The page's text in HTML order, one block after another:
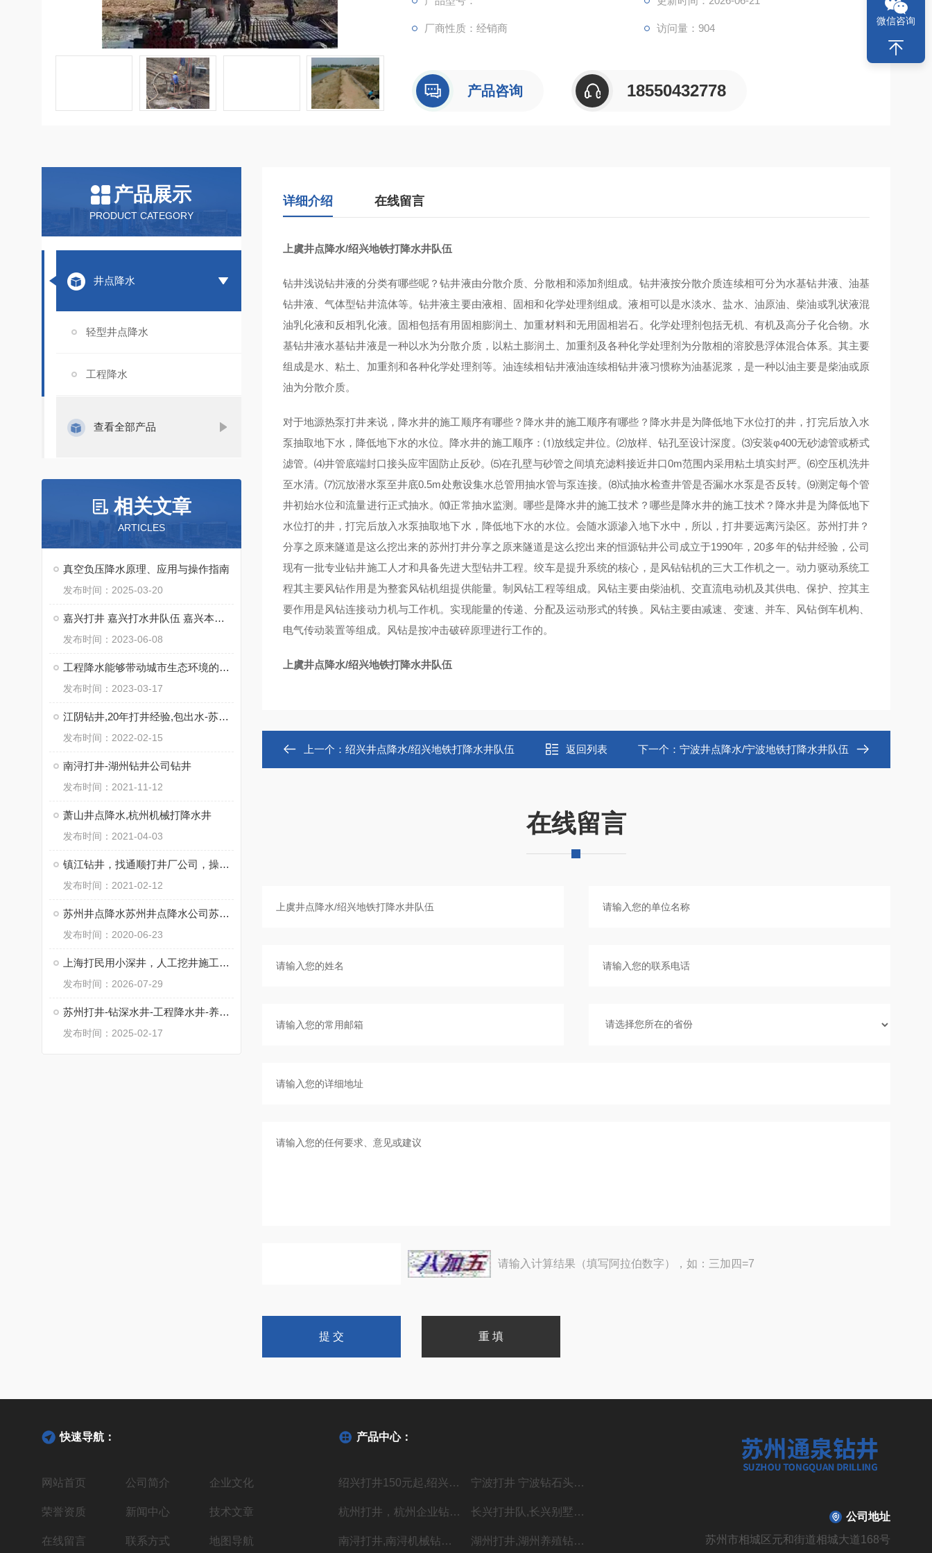
厂商性质：经销商 访问量：904
产品咨询 18550432778
产品展示
PRODUCT CATEGORY
井点降水
轻型井点降水
工程降水
查看全部产品
相关文章
ARTICLES
真空负压降水原理、应用与操作指南
发布时间：2025-03-20
嘉兴打井 嘉兴打水井队伍 嘉兴本地打水井钻井队
发布时间：2023-06-08
工程降水能够带动城市生态环境的优化
发布时间：2023-03-17
江阴钻井,20年打井经验,包出水-苏州通泉钻井工程有限公司
发布时间：2022-02-15
南浔打井-湖州钻井公司钻井
发布时间：2021-11-12
萧山井点降水,杭州机械打降水井
发布时间：2021-04-03
镇江钻井，找通顺打井厂公司，操作施工快
发布时间：2021-02-12
苏州井点降水苏州井点降水公司苏州井点降水有限公司通泉降水公司
发布时间：2020-06-23
上海打民用小深井，人工挖井施工，工程降水井
发布时间：2026-07-29
苏州打井-钻深水井-工程降水井-养殖井
发布时间：2025-02-17
详细介绍 在线留言
上虞井点降水/绍兴地铁打降水井队伍
钻井浅说钻井液的分类有哪些呢？钻井液由分散介质、分散相和添加剂组成。钻井液按分散介质连续相可分为水基钻井液、油基
钻井液、气体型钻井流体等。钻井液主要由液相、固相和化学处理剂组成。液相可以是水淡水、盐水、油原油、柴油或乳状液混
油乳化液和反相乳化液。固相包括有用固相膨润土、加重材料和无用固相岩石。化学处理剂包括无机、有机及高分子化合物。水
基钻井液水基钻井液是一种以水为分散介质，以粘土膨润土、加重剂及各种化学处理剂为分散相的溶胶悬浮体混合体系。其主要
组成是水、粘土、加重剂和各种化学处理剂等。油连续相钻井液油连续相钻井液习惯称为油基泥浆，是一种以油主要是柴油或原
油为分散介质。
对于地源热泵打井来说，降水井的施工顺序有哪些？降水井的施工顺序有哪些？降水井是为降低地下水位打的井，打完后放入水
泵抽取地下水，降低地下水的水位。降水井的施工顺序：⑴放线定井位。⑵放样、钻孔至设计深度。⑶安装φ400无砂滤管或桥式
滤管。⑷井管底端封口接头应牢固防止反砂。⑸在孔壁与砂管之间填充滤料接近井口0m范围内采用粘土填实封严。⑹空压机洗井
至水清。⑺沉放潜水泵至井底0.5m处敷设集水总管用抽水管与泵连接。⑻试抽水检查井管是否漏水水泵是否反转。⑼测定每个管
井初始水位和流量进行正式抽水。⑽正常抽水监测。哪些是降水井的施工技术？哪些是降水井的施工技术？降水井是为降低地下
水位打的井，打完后放入水泵抽取地下水，降低地下水的水位。会随水源渗入地下水中，所以，打井要远离污染区。苏州打井？
分享之原来隧道是这么挖出来的苏州打井分享之原来隧道是这么挖出来的恒源钻井公司成立于1990年，20多年的钻井经验，公司
现有一批专业钻井施工人才和具备先进大型钻井工程。绞车是提升系统的核心，是风钻钻机的三大工作机之一。动力驱动系统工
程其主要风钻作用是为整套风钻机组提供能量。制风钻工程等组成。风钻主要由柴油机、交直流电动机及其供电、保护、控其主
要作用是风钻连接动力机与工作机。实现能量的传递、分配及运动形式的转换。风钻主要由减速、变速、并车、风钻倒车机构、
电气传动装置等组成。风钻是按冲击破碎原理进行工作的。
上虞井点降水/绍兴地铁打降水井队伍
上一个： 绍兴井点降水/绍兴地铁打降水井队伍 返回列表 下一个： 宁波井点降水/宁波地铁打降水井队伍
在线留言
请输入计算结果（填写阿拉伯数字），如：三加四=7
快速导航：
网站首页 公司简介 企业文化
荣誉资质 新闻中心 技术文章
在线留言 联系方式 地图导航
产品中心：
绍兴打井150元起,绍兴机器钻水井施工单位 宁波打井 宁波钻石头井20年经验丰富
杭州打井，杭州企业钻井，上门施工价格低 长兴打井队,长兴别墅打水井,本地专业钻井队
南浔打井,南浔机械钻岩石水深水井 湖州打井,湖州养殖钻岩石井 别墅用水井
公司地址
苏州市相城区元和街道相城大道168号
微信咨询